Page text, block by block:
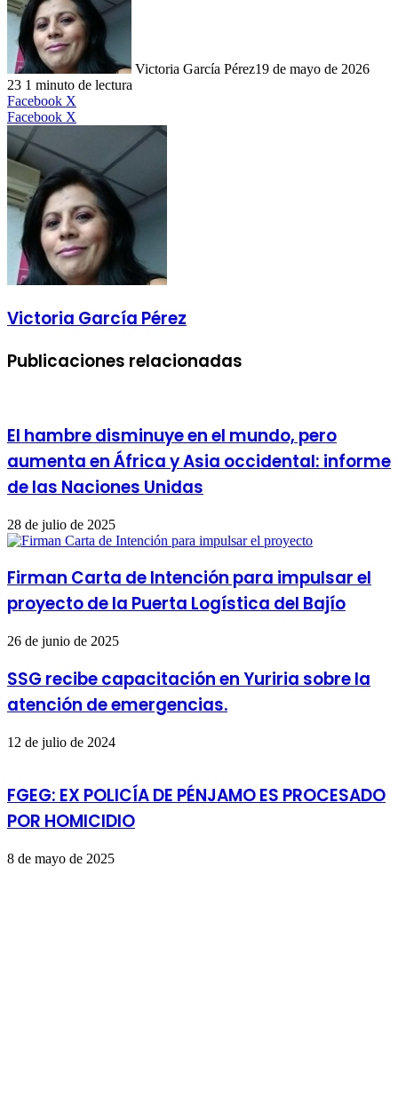
Victoria García Pérez19 de mayo de 2026
23 1 minuto de lectura
Facebook X
Facebook X
electrónico
Victoria García Pérez
Publicaciones relacionadas
El hambre disminuye en el mundo, pero
aumenta en África y Asia occidental: informe
de las Naciones Unidas
28 de julio de 2025
Firman Carta de Intención para impulsar el
proyecto de la Puerta Logística del Bajío
26 de junio de 2025
SSG recibe capacitación en Yuriria sobre la
atención de emergencias.
12 de julio de 2024
FGEG: EX POLICÍA DE PÉNJAMO ES PROCESADO
POR HOMICIDIO
8 de mayo de 2025